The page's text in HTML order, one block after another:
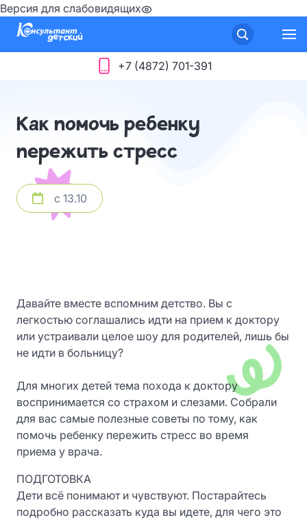
Версия для слабовидящих
+7 (4872) 701-391
Как помочь ребенку
пережить стресс
с 13.10
Давайте вместе вспомним детство. Вы с
легкостью соглашались идти на прием к доктору
или устраивали целое шоу для родителей, лишь бы
не идти в больницу?
Для многих детей тема похода к доктору
воспринимается со страхом и слезами. Собрали
для вас самые полезные советы по тому, как
помочь ребенку пережить стресс во время
приема у врача.
ПОДГОТОВКА
Дети всё понимают и чувствуют. Постарайтесь
подробно рассказать куда вы идете, для чего это